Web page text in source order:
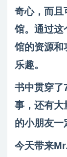
奇心，而且
馆。通过这
馆的资源和
乐趣。
书中贯穿了
事，还有大
的小朋友一
今天带来